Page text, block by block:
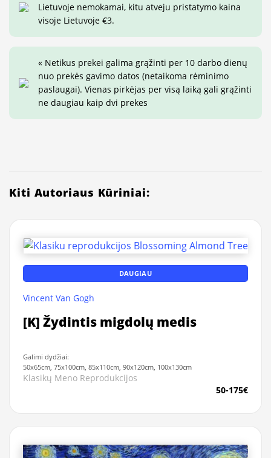
Lietuvoje nemokamai, kitu atveju pristatymo kaina
visoje Lietuvoje €3.
« Netikus prekei galima grąžinti per 10 darbo dienų
nuo prekės gavimo datos (netaikoma rėminimo
paslaugai). Vienas pirkėjas per visą laiką gali grąžinti
ne daugiau kaip dvi prekes
Kiti Autoriaus Kūriniai:
DAUGIAU
Vincent Van Gogh
[K] Žydintis migdolų medis
Galimi dydžiai:
50x65cm, 75x100cm, 85x110cm, 90x120cm, 100x130cm
Klasikų Meno Reprodukcijos
50-175€